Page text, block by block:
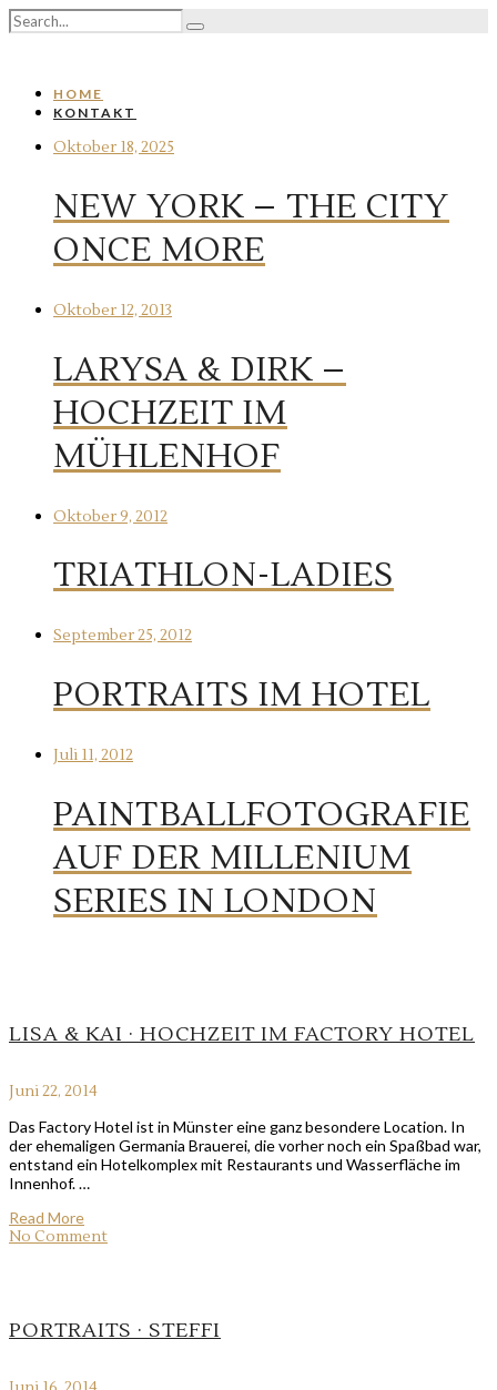
HOME
KONTAKT
Oktober 18, 2025
NEW YORK – THE CITY
ONCE MORE
Oktober 12, 2013
LARYSA & DIRK –
HOCHZEIT IM
MÜHLENHOF
Oktober 9, 2012
TRIATHLON-LADIES
September 25, 2012
PORTRAITS IM HOTEL
Juli 11, 2012
PAINTBALLFOTOGRAFIE
AUF DER MILLENIUM
SERIES IN LONDON
LISA & KAI · HOCHZEIT IM FACTORY HOTEL
Juni 22, 2014
Das Factory Hotel ist in Münster eine ganz besondere Location. In
der ehemaligen Germania Brauerei, die vorher noch ein Spaßbad war,
entstand ein Hotelkomplex mit Restaurants und Wasserfläche im
Innenhof. …
Read More
No Comment
PORTRAITS · STEFFI